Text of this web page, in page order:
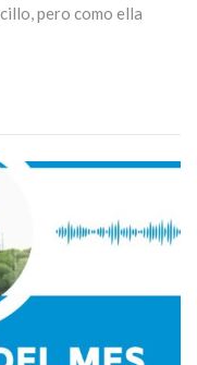
pero como ella